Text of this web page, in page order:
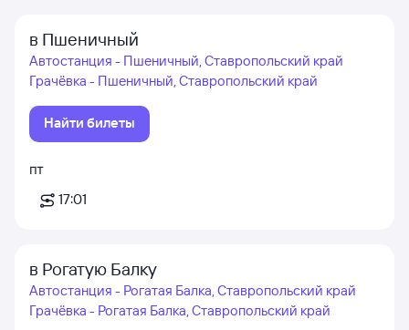
в Пшеничный
Автостанция - Пшеничный, Ставропольский край
Грачёвка - Пшеничный, Ставропольский край
Найти билеты
пт
17:01
в Рогатую Балку
Автостанция - Рогатая Балка, Ставропольский край
Грачёвка - Рогатая Балка, Ставропольский край